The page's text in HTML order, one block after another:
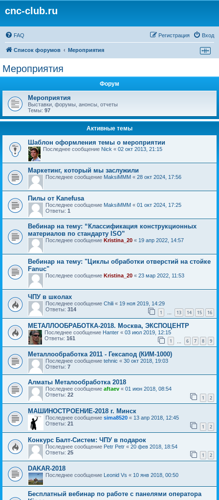
cnc-club.ru
FAQ Вход
Регистрация
Список форумов Мероприятия
Мероприятия
Форум
Мероприятия
Выставки, форумы, анонсы, отчеты
Темы: 97
Активные темы
Шаблон оформления темы о мероприятии
Последнее сообщение Nick « 02 окт 2013, 21:15
Маркетинг, который мы заслужили
Последнее сообщение MaksiMMM « 28 окт 2024, 17:56
Пилы от Kanefusa
Последнее сообщение MaksiMMM « 01 окт 2024, 17:25
Ответы: 1
Вебинар на тему: “Классификация конструкционных
материалов по стандарту ISO”
Последнее сообщение Kristina_20 « 19 апр 2022, 14:57
Вебинар на тему: "Циклы обработки отверстий на стойке
Fanuc"
Последнее сообщение Kristina_20 « 23 мар 2022, 11:53
ЧПУ в школах
Последнее сообщение Chili « 19 ноя 2019, 14:29
Ответы: 314 1 … 13 14 15 16
МЕТАЛЛООБРАБОТКА-2018. Москва, ЭКСПОЦЕНТР
Последнее сообщение Hanter « 03 июл 2019, 12:15
Ответы: 161 1 6 7 8 9
Металлообработка 2011 - Гексапод (КИМ-1000)
Последнее сообщение tehnic « 30 окт 2018, 19:03
Ответы: 7
Алматы Металообработка 2018
Последнее сообщение aftaev « 01 июн 2018, 08:54
Ответы: 22 1 2
МАШИНОСТРОЕНИЕ-2018 г. Минск
Последнее сообщение sima8520 « 13 апр 2018, 12:45
Ответы: 21 1 2
Конкурс Балт-Систем: ЧПУ в подарок
Последнее сообщение Petr Petr « 20 фев 2018, 18:54
Ответы: 25 1 2
DAKAR-2018
Последнее сообщение Leonid Vs « 10 янв 2018, 00:50
Бесплатный вебинар по работе с панелями оператора